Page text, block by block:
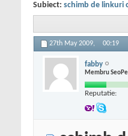
Subiect: schimb de linkuri
27th May 2009, 00:19
fabby
Membru
Reputatie: